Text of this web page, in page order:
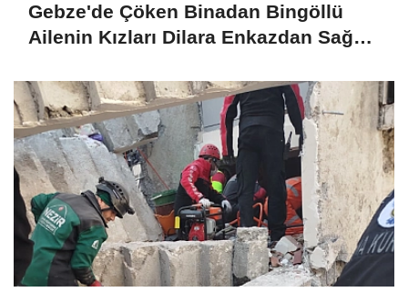
Gebze'de Çöken Binadan Bingöllü
Ailenin Kızları Dilara Enkazdan Sağ